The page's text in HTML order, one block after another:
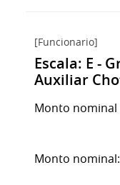
[Funcionario]
Escala: E -
Auxiliar
Monto nominal
Monto nominal: